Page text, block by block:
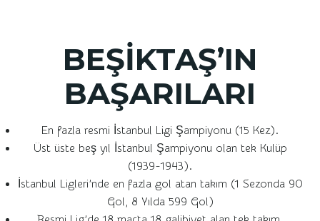
BEŞİKTAŞ’IN
BAŞARILARI
En fazla resmi İstanbul Ligi Şampiyonu (15 Kez).
Üst üste beş yıl İstanbul Şampiyonu olan tek Kulüp
(1939-1943).
İstanbul Ligleri’nde en fazla gol atan takım (1 Sezonda 90
Gol, 8 Yılda 599 Gol)